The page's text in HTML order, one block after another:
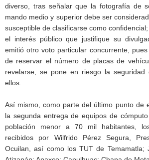
diverso, tras señalar que la fotografía de
mando medio y superior debe ser
susceptible de clasificarse como
el interés público que justifique su
emitió otro voto particular concurrente,
de reservar el número de placas de
revelarse, se pone en riesgo la seguridad
ellos.
Así mismo, como parte del último punto de
la segunda entrega de equipos de
población menor a 70 mil habitantes,
recibidos por Wilfrido Pérez Segura,
Ocuilan, así como los TUT de Temamatla;